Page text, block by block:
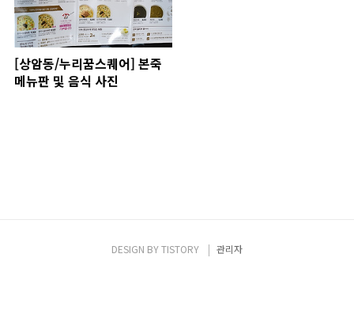
[상암동/누리꿈스퀘어] 본죽
메뉴판 및 음식 사진
DESIGN BYTISTORY 관리자